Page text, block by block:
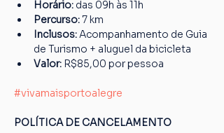
Horário: das 09h às 11h
Percurso: 7 km
Inclusos: Acompanhamento de Guia
de Turismo + aluguel da bicicleta
Valor: R$85,00 por pessoa
#vivamaisportoalegre
POLÍTICA DE CANCELAMENTO